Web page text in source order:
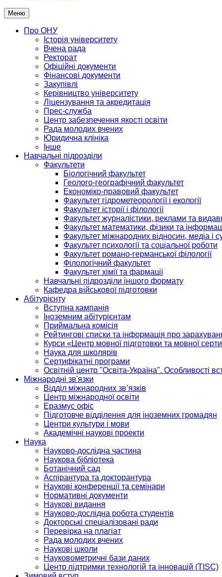
Меню
Про ОНУ
Історія університету
Вчена рада
Ректорат
Офіційні документи
Фінансові документи
Закупівлі
Керівництво університету
Ліцензування та акредитація
Прес-служба
Центр забезпечення якості освіти
Рада молодих вчених
Юридична клініка
Інше
Навчальні підрозділи
Факультети
Біологічний факультет
Геолого-географічний факультет
Економіко-правовий факультет
Факультет гідрометеорології і екології
Факультет історії і філології
Факультет журналістики, реклами та
Факультет математики, фізики та
Факультет міжнародних відносин, медіа і
Факультет психології та соціальної роботи
Факультет романо-германської філології
Філологічний факультет
Факультет хімії та фармації
Навчальні підрозділи іншого формату
Кафедра військової підготовки
Абітурієнту
Вступна кампанія
Іноземним абітурієнтам
Приймальна комісія
Рейтингові списки та інформація про
Курси «Центр мовної підготовки та мовної
Наука для школярів
Сертифікатні програми
Освітній центр "Освіта-Україна". Особливості
Міжнародні зв'язки
Відділ міжнародних зв’язків
Центр міжнародної освіти
Еразмус офіс
Підготовче відділення для іноземних громадян
Центри культури і мови
Академічні наукові проекти
Наука
Науково-дослідна частина
Наукова бібліотека
Ботанічний сад
Аспірантура та докторантура
Наукові конференції та семінари
Нормативні документи
Наукові видання
Науково-дослідна робота студентів
Докторські спеціалізовані ради
Перевірка на плагіат
Рада молодих вчених
Наукові школи
Науковометричні бази даних
Центр підтримки технологій та інновацій (TISC)